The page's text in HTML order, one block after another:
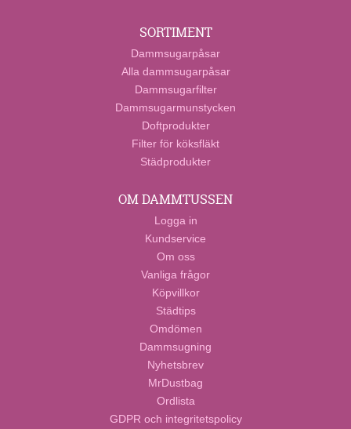
SORTIMENT
Dammsugarpåsar
Alla dammsugarpåsar
Dammsugarfilter
Dammsugarmunstycken
Doftprodukter
Filter för köksfläkt
Städprodukter
OM DAMMTUSSEN
Logga in
Kundservice
Om oss
Vanliga frågor
Köpvillkor
Städtips
Omdömen
Dammsugning
Nyhetsbrev
MrDustbag
Ordlista
GDPR och integritetspolicy